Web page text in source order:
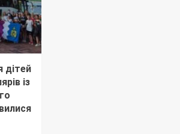
дітей
із